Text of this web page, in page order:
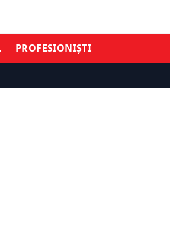
PROFESIONIȘTI